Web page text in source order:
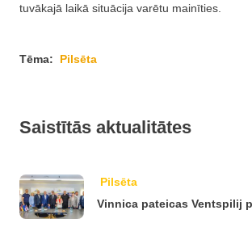
tuvākajā laikā situācija varētu mainīties.
Tēma: Pilsēta
Saistītās aktualitātes
Pilsēta
Vinnica pateicas Ventspilij